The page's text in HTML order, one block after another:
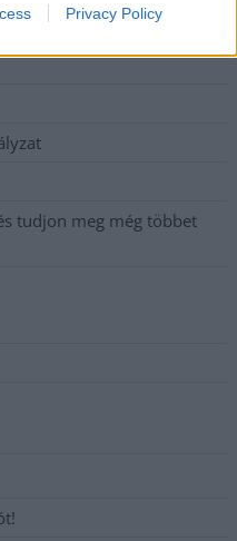
Privacy Policy
tudjon meg még többet